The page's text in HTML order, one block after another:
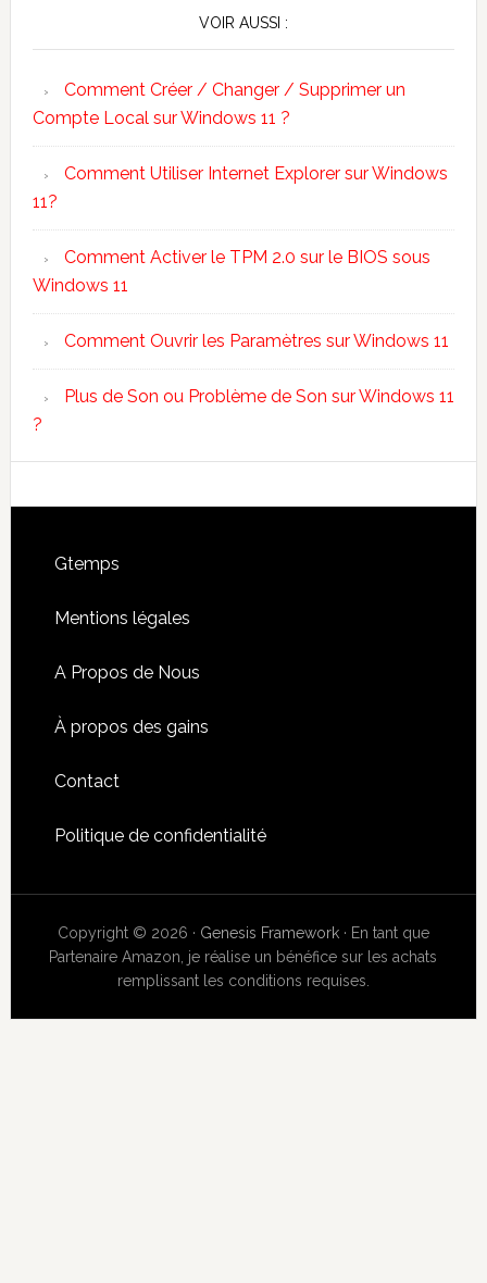
VOIR AUSSI :
Comment Créer / Changer / Supprimer un
Compte Local sur Windows 11 ?
Comment Utiliser Internet Explorer sur Windows
11?
Comment Activer le TPM 2.0 sur le BIOS sous
Windows 11
Comment Ouvrir les Paramètres sur Windows 11
Plus de Son ou Problème de Son sur Windows 11
?
Footer
Gtemps
Mentions légales
A Propos de Nous
À propos des gains
Contact
Politique de confidentialité
Copyright © 2026 · Genesis Framework· En tant que
Partenaire Amazon, je réalise un bénéfice sur les achats
remplissant les conditions requises.